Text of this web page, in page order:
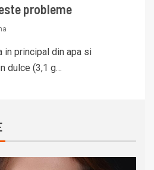
probleme
in principal din apa si
dulce (3,1 g…